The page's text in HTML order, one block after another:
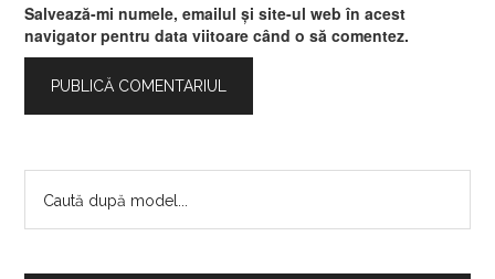
Salvează-mi numele, emailul și site-ul web în acest
navigator pentru data viitoare când o să comentez.